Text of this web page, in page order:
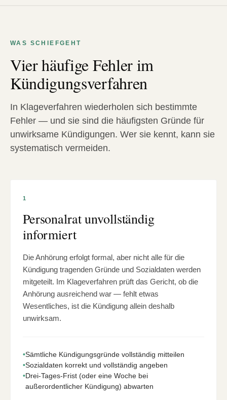
WAS SCHIEFGEHT
Vier häufige Fehler im
Kündigungsverfahren
In Klageverfahren wiederholen sich bestimmte
Fehler — und sie sind die häufigsten Gründe für
unwirksame Kündigungen. Wer sie kennt, kann sie
systematisch vermeiden.
1
Personalrat unvollständig
informiert
Die Anhörung erfolgt formal, aber nicht alle für die
Kündigung tragenden Gründe und Sozialdaten werden
mitgeteilt. Im Klageverfahren prüft das Gericht, ob die
Anhörung ausreichend war — fehlt etwas
Wesentliches, ist die Kündigung allein deshalb
unwirksam.
•Sämtliche Kündigungsgründe vollständig mitteilen
•Sozialdaten korrekt und vollständig angeben
•Drei-Tages-Frist (oder eine Woche bei
außerordentlicher Kündigung) abwarten